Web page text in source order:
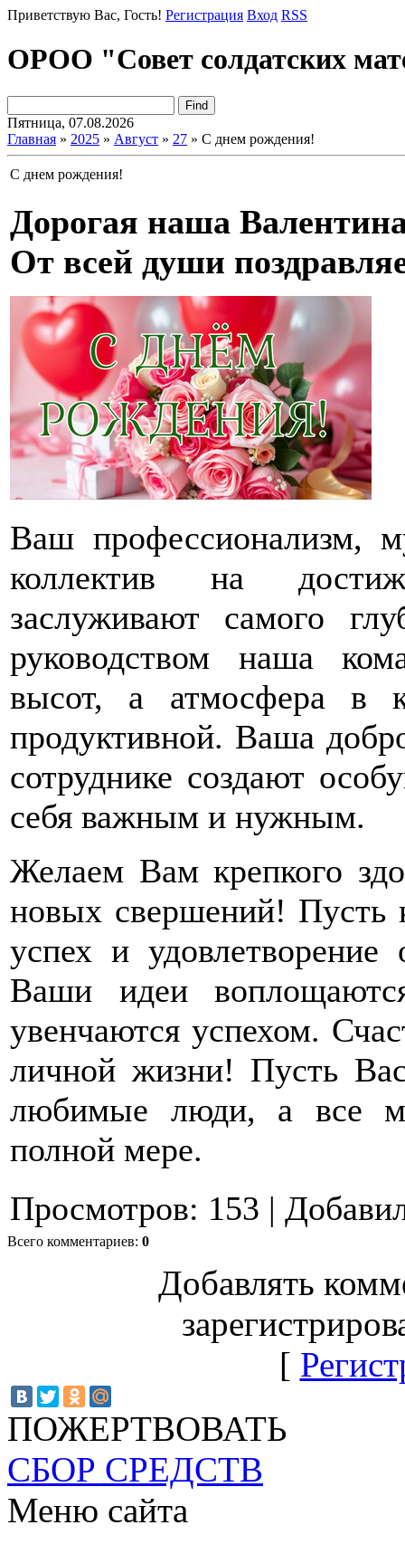
Приветствую Вас, Гость! Регистрация Вход RSS
ОРОО "Совет солдатских
Пятница, 07.08.2026
Главная » 2025 » Август » 27 » С днем рождения!
С днем рождения!
Дорогая наша
От всей души
Ваш профессионализм,
коллектив на
заслуживают самого
руководством наша
высот, а атмосфера в
продуктивной. Ваша
сотруднике создают
себя важным и нужным.
Желаем Вам крепкого
новых свершений! Пусть
успех и
Ваши идеи
увенчаются успехом.
личной жизни! Пусть
любимые люди, а все
полной мере.
Просмотров: 153 |
Всего комментариев: 0
Добавлять
[
ПОЖЕРТВОВАТЬ
СБОР СРЕДСТВ
Меню сайта